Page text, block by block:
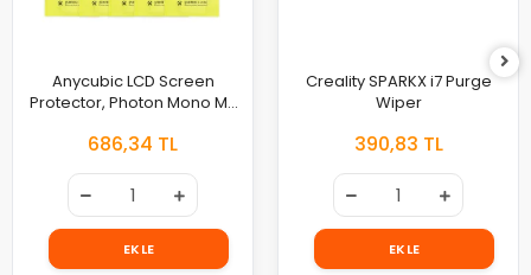
Anycubic LCD Screen
Protector, Photon Mono M7
686,34 TL
EKLE
Creality SPARKX i7 Purge
Wiper
390,83 TL
EKLE